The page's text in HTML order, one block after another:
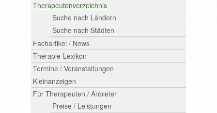
Therapeutenverzeichnis
Suche nach Ländern
Suche nach Städten
Fachartikel / News
Therapie-Lexikon
Termine / Veranstaltungen
Kleinanzeigen
Für Therapeuten / Anbieter
Preise / Leistungen